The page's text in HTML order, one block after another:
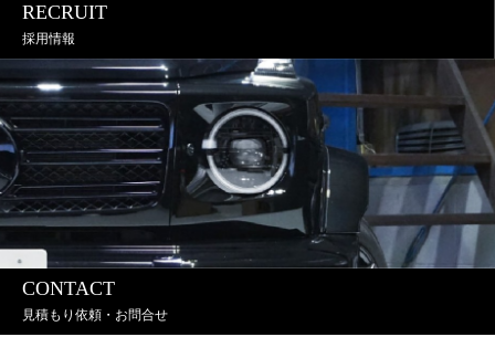
RECRUIT
採用情報
CONTACT
見積もり依頼・お問合せ